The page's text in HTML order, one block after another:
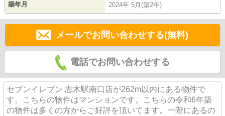
築年月 2024年 5月(築2年)
メールでお問い合わせする(無料)
電話でお問い合わせする
セブンイレブン 志木駅南口店が262m以内にある物件で
す。こちらの物件はマンションです。こちらの令和6年築
の物件は多くの方からご好評を頂いてます。一階にあるの